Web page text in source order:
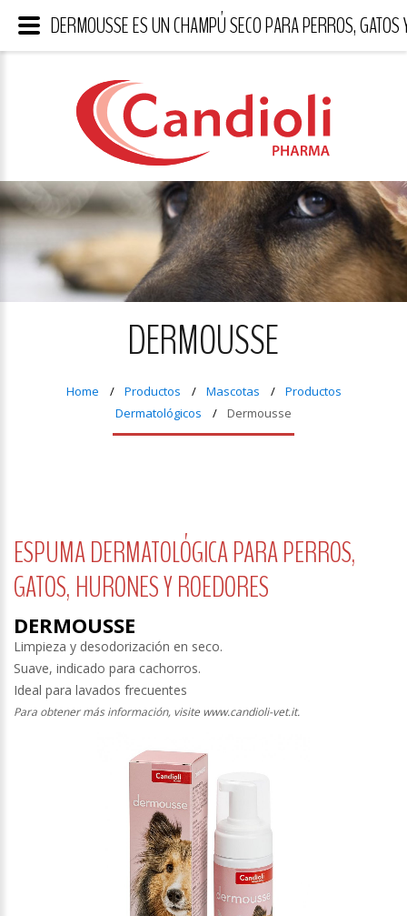
DERMOUSSE
Home Productos Mascotas
Productos
Dermatológicos
Dermousse
ESPUMA DERMATOLÓGICA PARA PERROS,
GATOS, HURONES Y ROEDORES
DERMOUSSE
Limpieza y desodorización en seco.
Suave, indicado para cachorros.
Ideal para lavados frecuentes
Para obtener más información, visite www.candioli-vet.it.
DERMOUSSE ES UN CHAMPÚ SECO PARA PERROS, GATOS